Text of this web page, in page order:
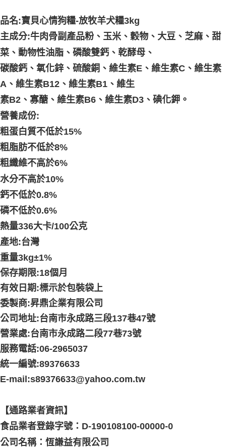
品名:寶貝心情狗糧-放牧羊犬糧3kg
主成分:牛肉骨副產品粉、玉米、穀物、大豆、芝麻、甜
菜、動物性油脂、磷酸雙鈣、乾酵母、
碳酸鈣、氧化鋅、硫酸銅、維生素E、維生素C、維生素
A、維生素B12、維生素B1、維生
素B2、寡醣、維生素B6、維生素D3、碘化鉀。
營養成份:
粗蛋白質不低於15%
粗脂肪不低於8%
粗纖維不高於6%
水分不高於10%
鈣不低於0.8%
磷不低於0.6%
熱量336大卡/100公克
產地:台灣
重量3kg±1%
保存期限:18個月
有效日期:標示於包裝袋上
委製商:昇鼎企業有限公司
公司地址:台南市永成路三段137巷47號
營業處:台南市永成路二段77巷73號
服務電話:06-2965037
統一編號:89376633
E-mail:s89376633@yahoo.com.tw
【通路業者資訊】
食品業者登錄字號：D-190108100-00000-0
公司名稱：恆謙益有限公司